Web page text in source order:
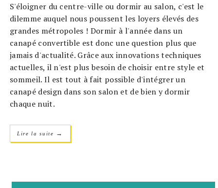
S'éloigner du centre-ville ou dormir au salon, c'est le
dilemme auquel nous poussent les loyers élevés des
grandes métropoles ! Dormir à l'année dans un
canapé convertible est donc une question plus que
jamais d'actualité. Grâce aux innovations techniques
actuelles, il n'est plus besoin de choisir entre style et
sommeil. Il est tout à fait possible d'intégrer un
canapé design dans son salon et de bien y dormir
chaque nuit.
Lire la suite →